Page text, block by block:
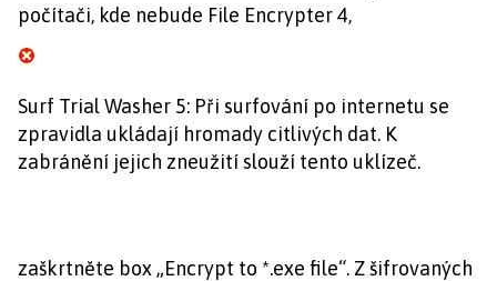
počítači, kde nebude File Encrypter 4,
Surf Trial Washer 5: Při surfování po internetu se
zpravidla ukládají hromady citlivých dat. K
zabránění jejich zneužití slouží tento uklízeč.
zaškrtněte box „Encrypt to *.exe file“. Z šifrovaných